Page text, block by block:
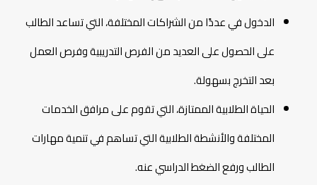
الدخول في عددًا من الشراكات المختلفة، التي تساعد الطالب
على الحصول على العديد من الفرص التدريبية وفرص العمل
بعد التخرج بسهولة.
الحياة الطلابية الممتازة، التي تقوم على مرافق الخدمات
المختلفة والأنشطة الطلابية التي تساهم في تنمية مهارات
الطالب ورفع الضغط الدراسي عنه.